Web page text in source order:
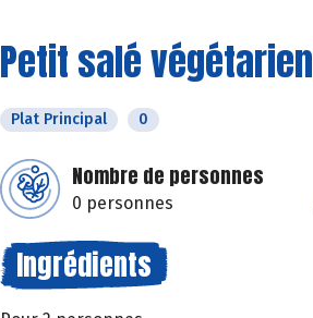
Petit salé végétarien
Plat Principal 0
Nombre de personnes
0 personnes
Ingrédients